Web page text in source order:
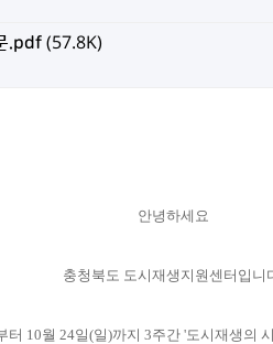
.pdf (57.8K)
안녕하세요
충청북도 도시재생지원센터입니
10월 24일(일)까지 3주간 '도시재생의